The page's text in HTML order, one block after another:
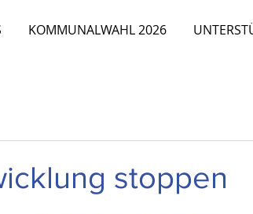
KOMMUNALWAHL 2026
stoppen